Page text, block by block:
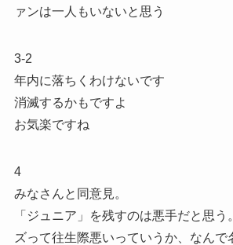
ァンは一人もいないと思う
3-2
年内に落ちくわけないです
消滅するかもですよ
お気楽ですね
4
みなさんと同意見。
「ジュニア」を残すのは悪手だと思
ズって往生際悪いっていうか、なんで